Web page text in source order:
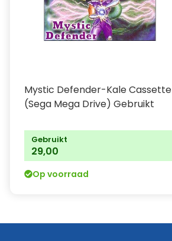
Mystic Defender-Kale Cassette
(Sega Mega Drive) Gebruikt
Gebruikt
29,00
Op voorraad